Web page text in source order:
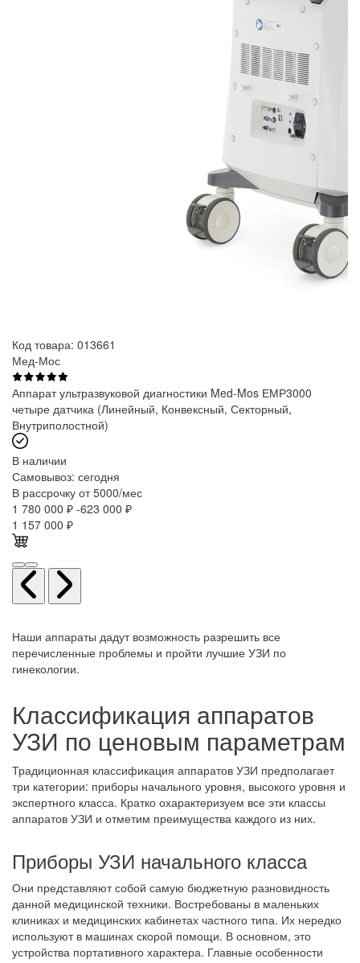
Код товара: 013661
Мед-Мос
Аппарат ультразвуковой диагностики Med-Mos ЕМР3000
четыре датчика (Линейный, Конвексный, Секторный,
Внутриполостной)
В наличии
Самовывоз: сегодня
В рассрочку от 5000/мес
1 780 000 ₽ -623 000 ₽
1 157 000 ₽
Наши аппараты дадут возможность разрешить все
перечисленные проблемы и пройти лучшие УЗИ по
гинекологии.
Классификация аппаратов
УЗИ по ценовым параметрам
Традиционная классификация аппаратов УЗИ предполагает
три категории: приборы начального уровня, высокого уровня и
экспертного класса. Кратко охарактеризуем все эти классы
аппаратов УЗИ и отметим преимущества каждого из них.
Приборы УЗИ начального класса
Они представляют собой самую бюджетную разновидность
данной медицинской техники. Востребованы в маленьких
клиниках и медицинских кабинетах частного типа. Их нередко
используют в машинах скорой помощи. В основном, это
устройства портативного характера. Главные особенности